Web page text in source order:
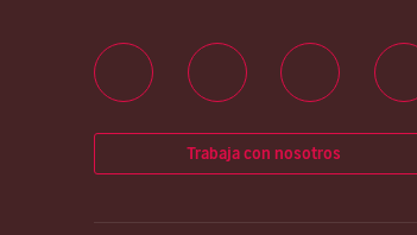
Trabaja con nosotros